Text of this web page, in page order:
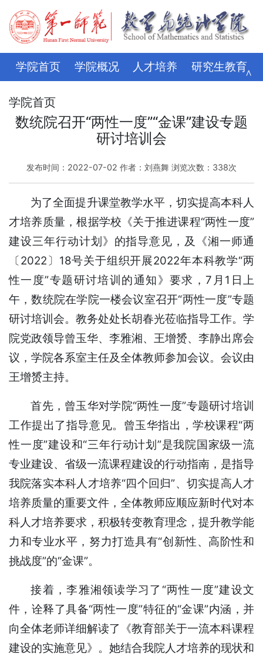
学院首页 学院概况 人才培养 研究生教育
学科科研
学生管理 评建专栏 资料下载 学校主页
∧
学院首页
数统院召开“两性一度”“金课”建设专题
研讨培训会
发布时间：2022-07-02 作者：刘燕舞 浏览次数： 338次
为了全面提升课堂教学水平，切实提高本科人
才培养质量，根据学校《关于推进课程“两性一度”
建设三年行动计划》的指导意见，及《湘一师通
〔2022〕18号关于组织开展2022年本科教学“两
性一度”专题研讨培训的通知》要求，7月1日上
午，数统院在学院一楼会议室召开“两性一度”专题
研讨培训会。教务处处长胡春光莅临指导工作。学
院党政领导曾玉华、李雅湘、王增赟、李静出席会
议，学院各系室主任及全体教师参加会议。会议由
王增赟主持。
首先，曾玉华对学院“两性一度”专题研讨培训
工作提出了指导意见。曾玉华指出，学校课程“两
性一度”建设和“三年行动计划”是我院国家级一流
专业建设、省级一流课程建设的行动指南，是指导
我院落实本科人才培养“四个回归”、切实提高人才
培养质量的重要文件，全体教师应顺应新时代对本
科人才培养要求，积极转变教育理念，提升教学能
力和专业水平，努力打造具有“创新性、高阶性和
挑战度”的“金课”。
接着，李雅湘领读学习了“两性一度”建设文
件，诠释了具备“两性一度”特征的“金课”内涵，并
向全体老师详细解读了《教育部关于一流本科课程
建设的实施意见》。她结合我院人才培养的现状和